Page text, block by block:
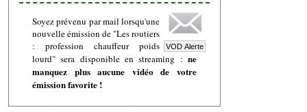
Soyez prévenu par mail lorsqu'une
nouvelle émission de "Les routiers
: profession chauffeur poids
lourd" sera disponible en streaming : ne
manquez plus aucune vidéo de votre
émission favorite !